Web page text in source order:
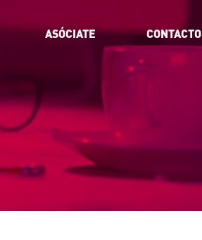
ASÓCIATE CONTACTO